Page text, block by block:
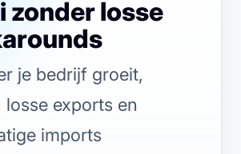
zonder losse
je bedrijf groeit,
exports en
imports